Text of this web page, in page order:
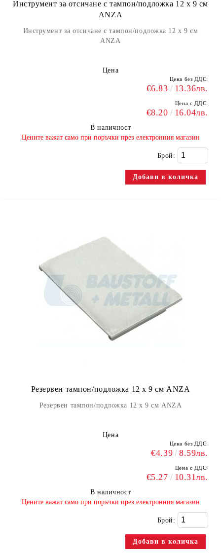
Инструмент за отсичане с тампон/подложка 12 х 9 см
ANZA
Инструмент за отсичане с тампон/подложка 12 х 9 см
ANZA
Цена
Цена без ДДС:
€6.83 13.36лв.
Цена с ДДС:
€8.20 16.04лв.
В наличност
​Цените важат само при поръчки през електронния магазин
Брой:
Резервен тампон/подложка 12 х 9 см ANZA
Резервен тампон/подложка 12 х 9 см ANZA
Цена
Цена без ДДС:
€4.39 8.59лв.
Цена с ДДС:
€5.27 10.31лв.
В наличност
​Цените важат само при поръчки през електронния магазин
Брой: